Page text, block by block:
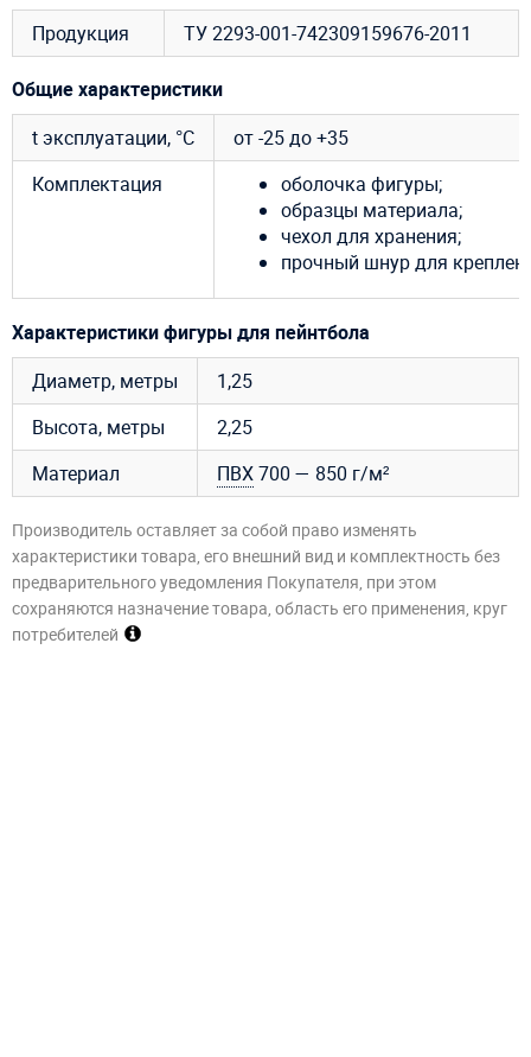
Продукция ТУ 2293-001-742309159676-2011
Общие характеристики
t эксплуатации, °C
от -25 до +35
Комплектация
оболочка фигуры;
образцы материала;
чехол для хранения;
прочный шнур для
Характеристики фигуры для пейнтбола
Диаметр, метры
1,25
Высота, метры
2,25
Материал
ПВХ700 — 850 г/м²
Производитель оставляет за собой право изменять
характеристики товара, его внешний вид и комплектность без
предварительного уведомления Покупателя, при этом
сохраняются назначение товара, область его применения, круг
потребителей